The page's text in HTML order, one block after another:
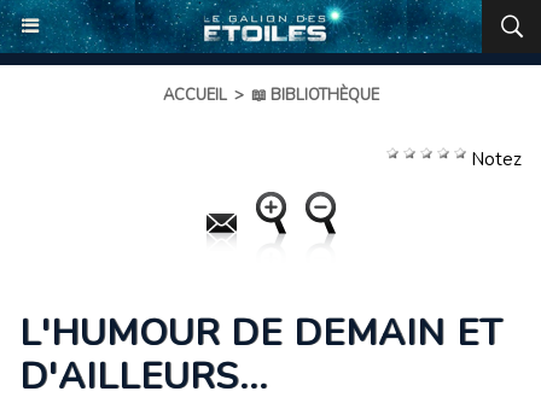
ACCUEIL > 📖 BIBLIOTHÈQUE
Notez
L'HUMOUR DE DEMAIN ET
D'AILLEURS...